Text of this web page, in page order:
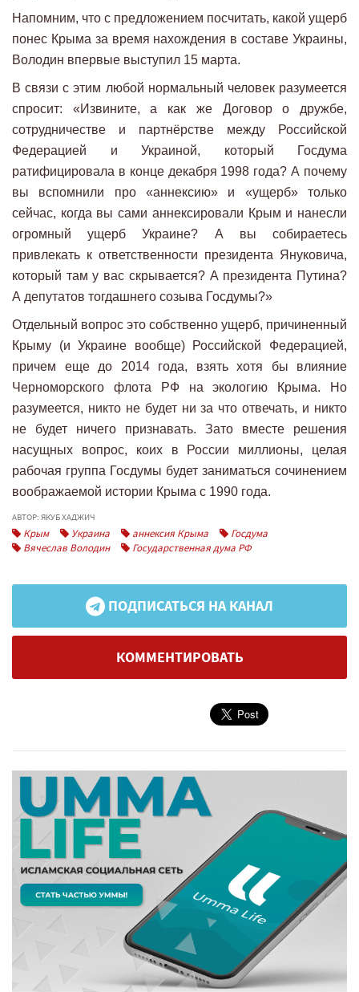
Напомним, что с предложением посчитать, какой ущерб
понес Крыма за время нахождения в составе Украины,
Володин впервые выступил 15 марта.
В связи с этим любой нормальный человек разумеется
спросит: «Извините, а как же Договор о дружбе,
сотрудничестве и партнёрстве между Российской
Федерацией и Украиной, который Госдума
ратифицировала в конце декабря 1998 года? А почему
вы вспомнили про «аннексию» и «ущерб» только
сейчас, когда вы сами аннексировали Крым и нанесли
огромный ущерб Украине? А вы собираетесь
привлекать к ответственности президента Януковича,
который там у вас скрывается? А президента Путина?
А депутатов тогдашнего созыва Госдумы?»
Отдельный вопрос это собственно ущерб, причиненный
Крыму (и Украине вообще) Российской Федерацией,
причем еще до 2014 года, взять хотя бы влияние
Черноморского флота РФ на экологию Крыма. Но
разумеется, никто не будет ни за что отвечать, и никто
не будет ничего признавать. Зато вместе решения
насущных вопрос, коих в России миллионы, целая
рабочая группа Госдумы будет заниматься сочинением
воображаемой истории Крыма с 1990 года.
АВТОР: ЯКУБ ХАДЖИЧ
Крым Украина аннексия Крыма
Госдума
Вячеслав Володин
Государственная дума РФ
ПОДПИСАТЬСЯ НА КАНАЛ
КОММЕНТИРОВАТЬ